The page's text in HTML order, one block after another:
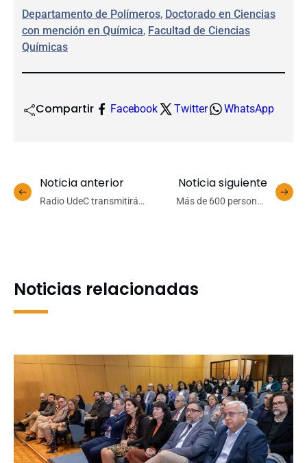
Departamento de Polímeros, Doctorado en Ciencias
con mención en Química, Facultad de Ciencias
Químicas
Compartir Facebook Twitter WhatsApp
Noticia anterior
Radio UdeC transmitirá
Noticia siguiente
Más de 600 personas
Noticias relacionadas